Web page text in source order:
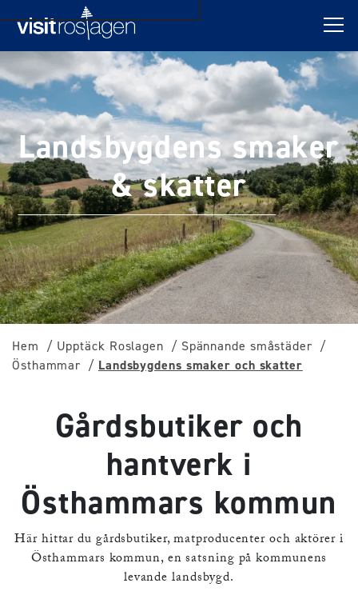
Landsbygdens smaker
& skatter
Hem Upptäck Roslagen
Spännande småstäder
Östhammar
Landsbygdens smaker och skatter
Gårdsbutiker och
hantverk i
Östhammars kommun
Här hittar du gårdsbutiker, matproducenter och aktörer i
Östhammars kommun, en satsning på kommunens
levande landsbygd.